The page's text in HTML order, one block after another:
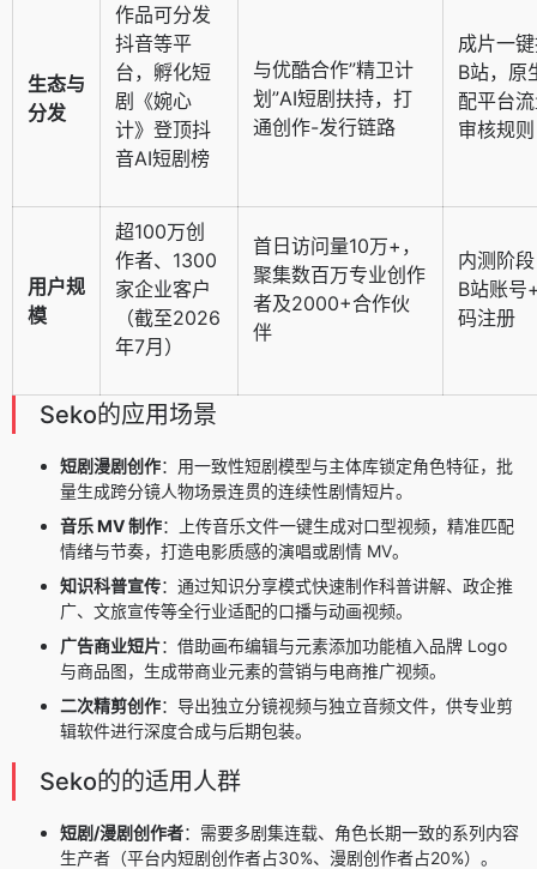
生态与
分发
作品可分发
抖音等平
台，孵化短
剧《婉心
计》登顶抖
音AI短剧榜
与优酷合作”精卫计
划”AI短剧扶持，打
通创作-发行链路
成片一
B站，原
配平台
审核规则
用户规
模
超100万创
作者、1300
家企业客户
（截至2026
年7月）
首日访问量10万+，
聚集数百万专业创作
者及2000+合作伙
伴
内测阶
B站账号
码注册
Seko的应用场景
短剧漫剧创作：用一致性短剧模型与主体库锁定角色特征，批
量生成跨分镜人物场景连贯的连续性剧情短片。
音乐 MV 制作：上传音乐文件一键生成对口型视频，精准匹配
情绪与节奏，打造电影质感的演唱或剧情 MV。
知识科普宣传：通过知识分享模式快速制作科普讲解、政企推
广、文旅宣传等全行业适配的口播与动画视频。
广告商业短片：借助画布编辑与元素添加功能植入品牌 Logo
与商品图，生成带商业元素的营销与电商推广视频。
二次精剪创作：导出独立分镜视频与独立音频文件，供专业剪
辑软件进行深度合成与后期包装。
Seko的的适用人群
短剧/漫剧创作者：需要多剧集连载、角色长期一致的系列内容
生产者（平台内短剧创作者占30%、漫剧创作者占20%）。